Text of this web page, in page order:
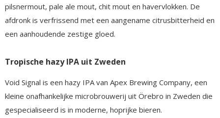
pilsnermout, pale ale mout, chit mout en havervlokken. De
afdronk is verfrissend met een aangename citrusbitterheid en
een aanhoudende zestige gloed.
Tropische hazy IPA uit Zweden
Void Signal is een hazy IPA van Apex Brewing Company, een
kleine onafhankelijke microbrouwerij uit Örebro in Zweden die
gespecialiseerd is in moderne, hoprijke bieren.